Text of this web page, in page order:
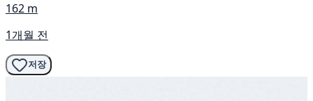
162 m
1개월 전
저장